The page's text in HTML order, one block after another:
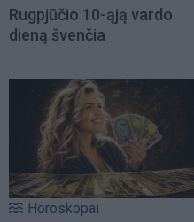
Rugpjūčio 10-ąją vardo
dieną švenčia
Horoskopai